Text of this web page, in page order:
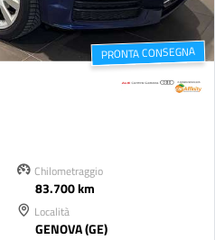
PRONTA CONSEGNA
Chilometraggio
83.700 km
Località
GENOVA (GE)